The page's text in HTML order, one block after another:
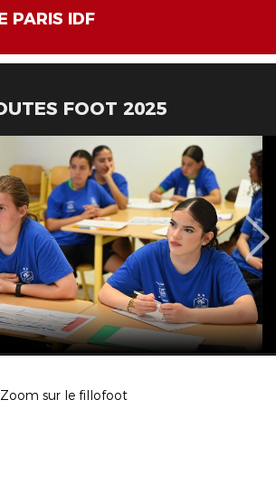
PARIS IDF
FOOT 2025
Zoom sur le fillofoot